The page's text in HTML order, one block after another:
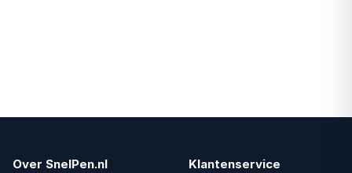
Over SnelPen.nl Klantenservice